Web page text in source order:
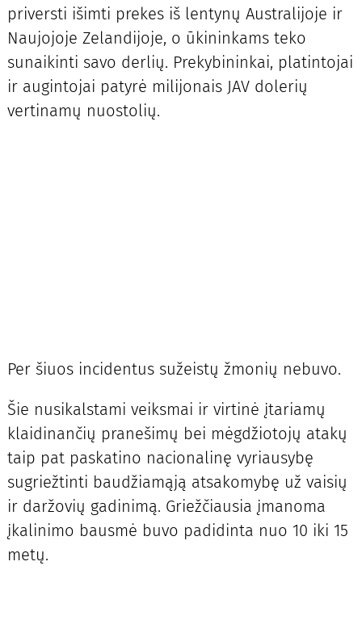
priversti išimti prekes iš lentynų Australijoje ir
Naujojoje Zelandijoje, o ūkininkams teko
sunaikinti savo derlių. Prekybininkai, platintojai
ir augintojai patyrė milijonais JAV dolerių
vertinamų nuostolių.
Per šiuos incidentus sužeistų žmonių nebuvo.
Šie nusikalstami veiksmai ir virtinė įtariamų
klaidinančių pranešimų bei mėgdžiotojų atakų
taip pat paskatino nacionalinę vyriausybę
sugriežtinti baudžiamąją atsakomybę už vaisių
ir daržovių gadinimą. Griežčiausia įmanoma
įkalinimo bausmė buvo padidinta nuo 10 iki 15
metų.